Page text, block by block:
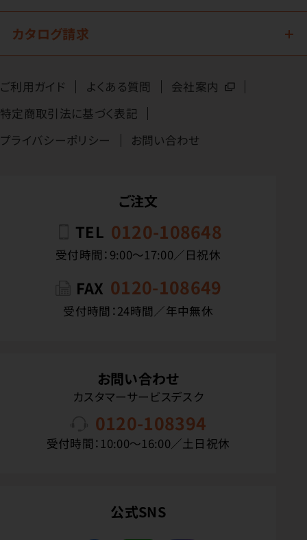
カタログ請求
ご利用ガイド よくある質問
会社案内
特定商取引法に基づく表記
プライバシーポリシー
お問い合わせ
ご注文
TEL 0120-108648
受付時間：9:00〜17:00／日祝休
FAX 0120-108649
受付時間：24時間／年中無休
お問い合わせ
カスタマーサービスデスク
0120-108394
受付時間：10:00〜16:00／土日祝休
公式SNS